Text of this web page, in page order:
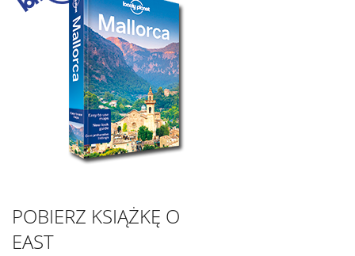
POBIERZ KSIĄŻKĘ O
EAST